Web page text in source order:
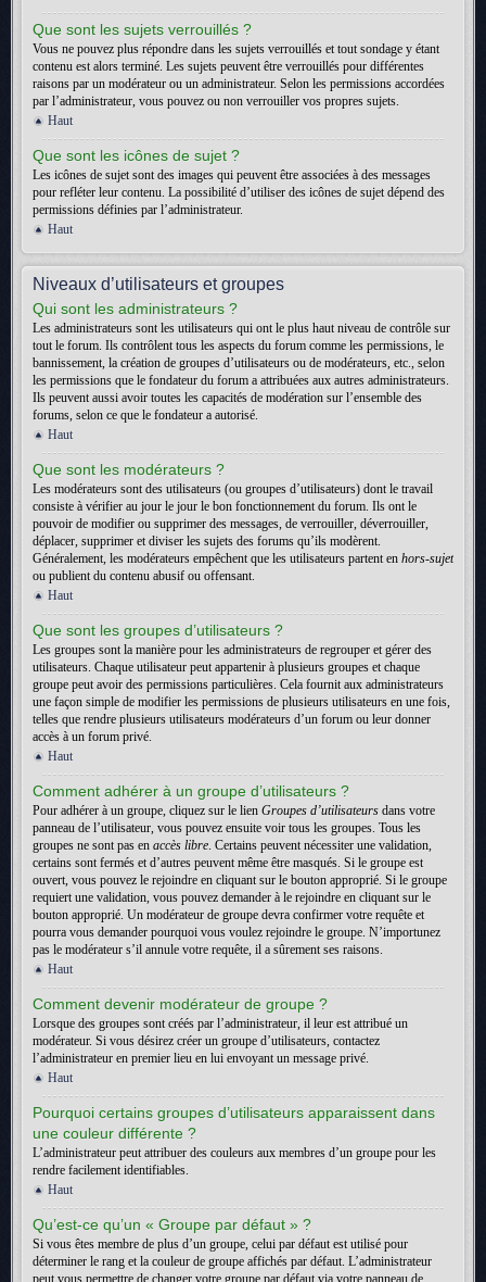
Que sont les sujets verrouillés ?
Vous ne pouvez plus répondre dans les sujets verrouillés et tout sondage y étant
contenu est alors terminé. Les sujets peuvent être verrouillés pour différentes
raisons par un modérateur ou un administrateur. Selon les permissions accordées
par l’administrateur, vous pouvez ou non verrouiller vos propres sujets.
Haut
Que sont les icônes de sujet ?
Les icônes de sujet sont des images qui peuvent être associées à des messages
pour refléter leur contenu. La possibilité d’utiliser des icônes de sujet dépend des
permissions définies par l’administrateur.
Haut
Niveaux d’utilisateurs et groupes
Qui sont les administrateurs ?
Les administrateurs sont les utilisateurs qui ont le plus haut niveau de contrôle sur
tout le forum. Ils contrôlent tous les aspects du forum comme les permissions, le
bannissement, la création de groupes d’utilisateurs ou de modérateurs, etc., selon
les permissions que le fondateur du forum a attribuées aux autres administrateurs.
Ils peuvent aussi avoir toutes les capacités de modération sur l’ensemble des
forums, selon ce que le fondateur a autorisé.
Haut
Que sont les modérateurs ?
Les modérateurs sont des utilisateurs (ou groupes d’utilisateurs) dont le travail
consiste à vérifier au jour le jour le bon fonctionnement du forum. Ils ont le
pouvoir de modifier ou supprimer des messages, de verrouiller, déverrouiller,
déplacer, supprimer et diviser les sujets des forums qu’ils modèrent.
Généralement, les modérateurs empêchent que les utilisateurs partent en hors-sujet
ou publient du contenu abusif ou offensant.
Haut
Que sont les groupes d’utilisateurs ?
Les groupes sont la manière pour les administrateurs de regrouper et gérer des
utilisateurs. Chaque utilisateur peut appartenir à plusieurs groupes et chaque
groupe peut avoir des permissions particulières. Cela fournit aux administrateurs
une façon simple de modifier les permissions de plusieurs utilisateurs en une fois,
telles que rendre plusieurs utilisateurs modérateurs d’un forum ou leur donner
accès à un forum privé.
Haut
Comment adhérer à un groupe d’utilisateurs ?
Pour adhérer à un groupe, cliquez sur le lien Groupes d’utilisateurs dans votre
panneau de l’utilisateur, vous pouvez ensuite voir tous les groupes. Tous les
groupes ne sont pas en accès libre. Certains peuvent nécessiter une validation,
certains sont fermés et d’autres peuvent même être masqués. Si le groupe est
ouvert, vous pouvez le rejoindre en cliquant sur le bouton approprié. Si le groupe
requiert une validation, vous pouvez demander à le rejoindre en cliquant sur le
bouton approprié. Un modérateur de groupe devra confirmer votre requête et
pourra vous demander pourquoi vous voulez rejoindre le groupe. N’importunez
pas le modérateur s’il annule votre requête, il a sûrement ses raisons.
Haut
Comment devenir modérateur de groupe ?
Lorsque des groupes sont créés par l’administrateur, il leur est attribué un
modérateur. Si vous désirez créer un groupe d’utilisateurs, contactez
l’administrateur en premier lieu en lui envoyant un message privé.
Haut
Pourquoi certains groupes d’utilisateurs apparaissent dans
une couleur différente ?
L’administrateur peut attribuer des couleurs aux membres d’un groupe pour les
rendre facilement identifiables.
Haut
Qu’est-ce qu’un « Groupe par défaut » ?
Si vous êtes membre de plus d’un groupe, celui par défaut est utilisé pour
déterminer le rang et la couleur de groupe affichés par défaut. L’administrateur
peut vous permettre de changer votre groupe par défaut via votre panneau de